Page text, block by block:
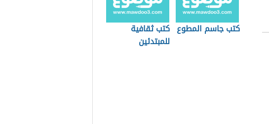
كتب جاسم المطوع كتب ثقافية
للمبتدئين